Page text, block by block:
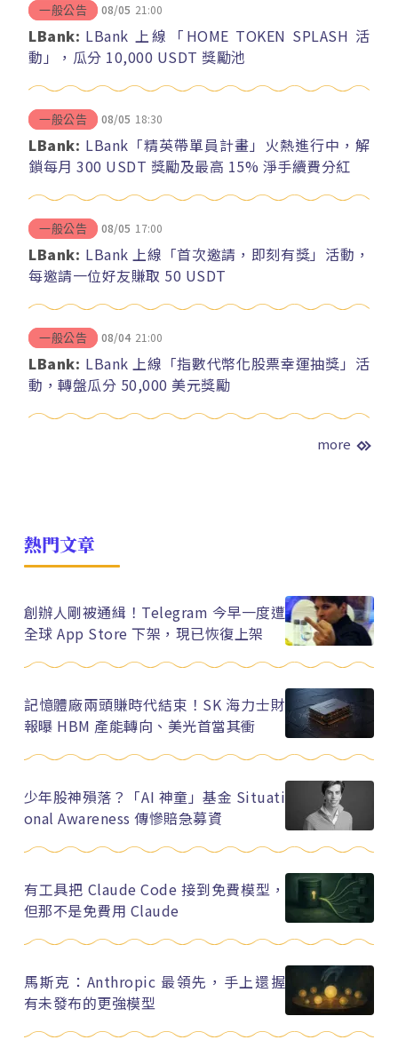
一般公告 08/05 21:00
LBank: LBank 上線「HOME TOKEN SPLASH 活
動」，瓜分 10,000 USDT 獎勵池
一般公告 08/05 18:30
LBank: LBank「精英帶單員計畫」火熱進行中，解
鎖每月 300 USDT 獎勵及最高 15% 淨手續費分紅
一般公告 08/05 17:00
LBank: LBank 上線「首次邀請，即刻有獎」活動，
每邀請一位好友賺取 50 USDT
一般公告 08/04 21:00
LBank: LBank 上線「指數代幣化股票幸運抽獎」活
動，轉盤瓜分 50,000 美元獎勵
more
熱門文章
創辦人剛被通緝！Telegram 今早一度遭
全球 App Store 下架，現已恢復上架
記憶體廠兩頭賺時代結束！SK 海力士財
報曝 HBM 產能轉向、美光首當其衝
少年股神殞落？「AI 神童」基金 Situati
onal Awareness 傳慘賠急募資
有工具把 Claude Code 接到免費模型，
但那不是免費用 Claude
馬斯克：Anthropic 最領先，手上還握
有未發布的更強模型